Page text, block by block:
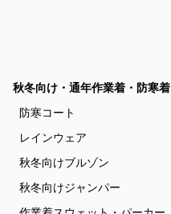
秋冬向け・通年作業着・防寒着
防寒コート
レインウェア
秋冬向けブルゾン
秋冬向けジャンパー